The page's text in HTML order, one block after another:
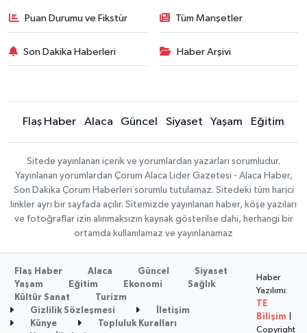
Puan Durumu ve Fikstür Tüm Manşetler
Son Dakika Haberleri Haber Arşivi
Flaş Haber Alaca Güncel Siyaset Yaşam Eğitim
Sitede yayınlanan içerik ve yorumlardan yazarları sorumludur.
Yayınlanan yorumlardan Çorum Alaca Lider Gazetesi - Alaca Haber,
Son Dakika Çorum Haberleri sorumlu tutulamaz. Sitedeki tüm harici
linkler ayrı bir sayfada açılır. Sitemizde yayınlanan haber, köşe yazıları
ve fotoğraflar izin alınmaksızın kaynak gösterilse dahi, herhangi bir
ortamda kullanılamaz ve yayınlanamaz
Flaş Haber Alaca Güncel
Siyaset
Yaşam
Eğitim Ekonomi
Sağlık
Kültür Sanat
Turizm
Gizlilik Sözleşmesi
İletişim
Künye
Topluluk Kuralları
Haber
Yazılımı:
TE
Bilişim
Copyright